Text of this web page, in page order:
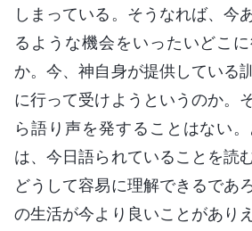
しまっている。そうなれば、今
るような機会をいったいどこ
か。今、神自身が提供している
に行って受けようというのか。
ら語り声を発することはない
は、今日語られていることを読
どうして容易に理解できるであ
の生活が今より良いことがあり